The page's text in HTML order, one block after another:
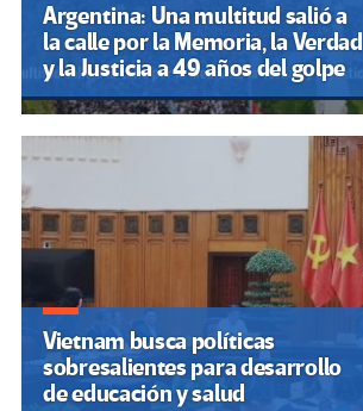
Argentina: Una multitud salió a
la calle por la Memoria, la Verdad
y la Justicia a 49 años del golpe
Vietnam busca políticas
sobresalientes para desarrollo
de educación y salud